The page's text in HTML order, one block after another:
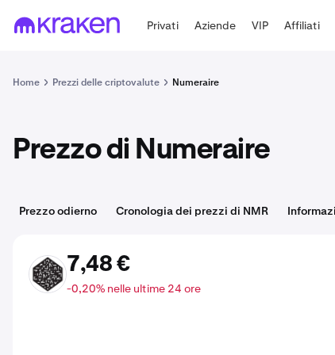
Privati Aziende VIP Affiliati
Home Prezzi delle criptovalute Numeraire
Prezzo di Numeraire
Prezzo odierno Cronologia dei prezzi di NMR
NMR 7,48 €
-0,20% nelle ultime 24 ore